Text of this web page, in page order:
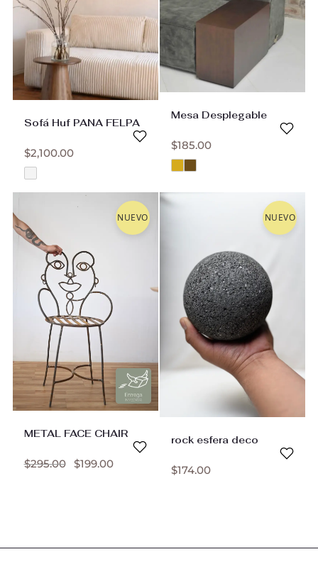
Sofá Huf PANA FELPA
$2,100.00
Mesa Desplegable
$185.00
NUEVO
METAL FACE CHAIR
$295.00 $199.00
NUEVO
rock esfera deco
$174.00